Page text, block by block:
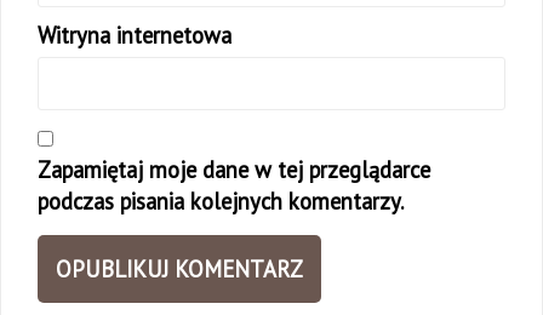
Witryna internetowa
Zapamiętaj moje dane w tej przeglądarce
podczas pisania kolejnych komentarzy.